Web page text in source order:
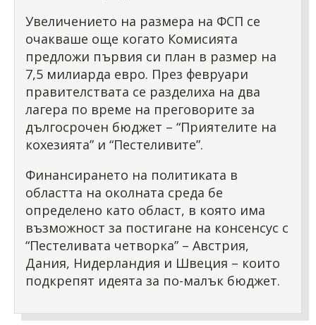
Увеличението на размера на ФСП се
очакваше още когато Комисията
предложи първия си план в размер на
7,5 милиарда евро. През февруари
правителствата се разделиха на два
лагера по време на преговорите за
дългосрочен бюджет – “Приятелите на
кохезията” и “Пестеливите”.
Финансирането на политиката в
областта на околната среда бе
определено като област, в която има
възможност за постигане на консенсус с
“Пестеливата четворка” – Австрия,
Дания, Нидерландия и Швеция – които
подкрепят идеята за по-малък бюджет.